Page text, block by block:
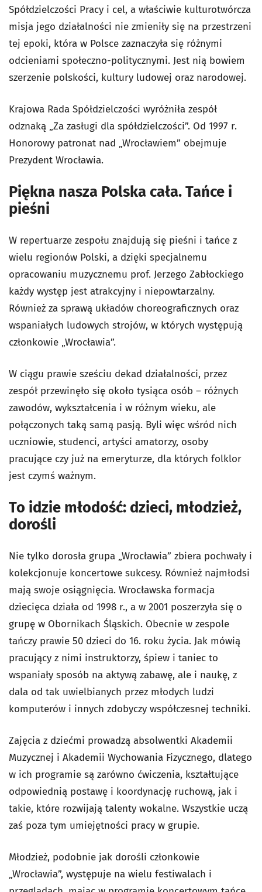
Spółdzielczości Pracy i cel, a właściwie kulturotwórcza
misja jego działalności nie zmieniły się na przestrzeni
tej epoki, która w Polsce zaznaczyła się różnymi
odcieniami społeczno-politycznymi. Jest nią bowiem
szerzenie polskości, kultury ludowej oraz narodowej.
Krajowa Rada Spółdzielczości wyróżniła zespół
odznaką „Za zasługi dla spółdzielczości”. Od 1997 r.
Honorowy patronat nad „Wrocławiem” obejmuje
Prezydent Wrocławia.
Piękna nasza Polska cała. Tańce i
pieśni
W repertuarze zespołu znajdują się pieśni i tańce z
wielu regionów Polski, a dzięki specjalnemu
opracowaniu muzycznemu prof. Jerzego Zabłockiego
każdy występ jest atrakcyjny i niepowtarzalny.
Również za sprawą układów choreograficznych oraz
wspaniałych ludowych strojów, w których występują
członkowie „Wrocławia”.
W ciągu prawie sześciu dekad działalności, przez
zespół przewinęło się około tysiąca osób – różnych
zawodów, wykształcenia i w różnym wieku, ale
połączonych taką samą pasją. Byli więc wśród nich
uczniowie, studenci, artyści amatorzy, osoby
pracujące czy już na emeryturze, dla których folklor
jest czymś ważnym.
To idzie młodość: dzieci, młodzież,
dorośli
Nie tylko dorosła grupa „Wrocławia” zbiera pochwały i
kolekcjonuje koncertowe sukcesy. Również najmłodsi
mają swoje osiągnięcia. Wrocławska formacja
dziecięca działa od 1998 r., a w 2001 poszerzyła się o
grupę w Obornikach Śląskich. Obecnie w zespole
tańczy prawie 50 dzieci do 16. roku życia. Jak mówią
pracujący z nimi instruktorzy, śpiew i taniec to
wspaniały sposób na aktywą zabawę, ale i naukę, z
dala od tak uwielbianych przez młodych ludzi
komputerów i innych zdobyczy współczesnej techniki.
Zajęcia z dziećmi prowadzą absolwentki Akademii
Muzycznej i Akademii Wychowania Fizycznego, dlatego
w ich programie są zarówno ćwiczenia, kształtujące
odpowiednią postawę i koordynację ruchową, jak i
takie, które rozwijają talenty wokalne. Wszystkie uczą
zaś poza tym umiejętności pracy w grupie.
Młodzież, podobnie jak dorośli członkowie
„Wrocławia”, występuje na wielu festiwalach i